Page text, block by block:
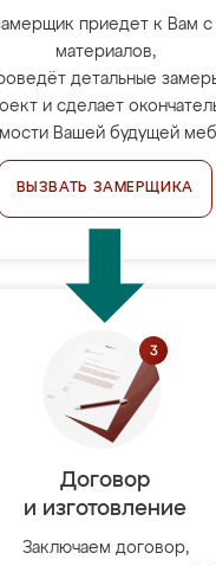
приедет к Вам с
материалов,
детальные
и сделает
Вашей будущей
ВЫЗВАТЬ ЗАМЕРЩИКА
Договор
и изготовление
Заключаем договор,